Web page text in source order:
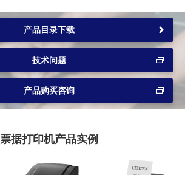
产品目录下载
技术问题
产品购买咨询
票据打印机产品实例